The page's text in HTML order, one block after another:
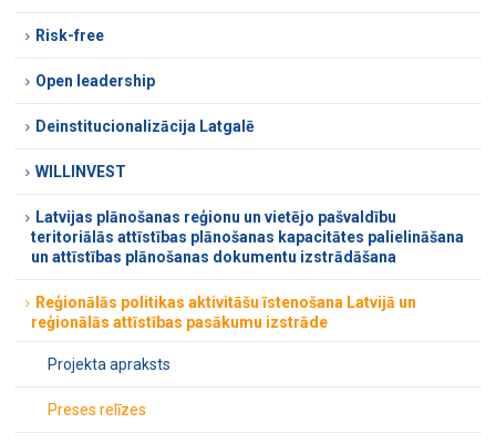
Risk-free
Open leadership
Deinstitucionalizācija Latgalē
WILLINVEST
Latvijas plānošanas reģionu un vietējo pašvaldību
teritoriālās attīstības plānošanas kapacitātes palielināšana
un attīstības plānošanas dokumentu izstrādāšana
Reģionālās politikas aktivitāšu īstenošana Latvijā un
reģionālās attīstības pasākumu izstrāde
Projekta apraksts
Preses relīzes